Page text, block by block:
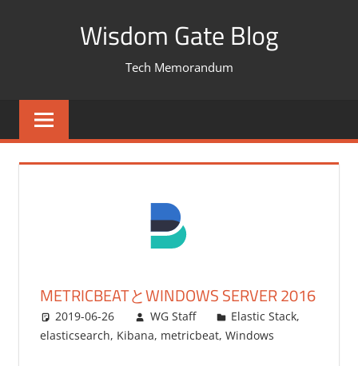
Wisdom Gate Blog
Tech Memorandum
METRICBEATとWINDOWS SERVER 2016
2019-06-26 WG Staff Elastic Stack,
elasticsearch, Kibana, metricbeat, Windows